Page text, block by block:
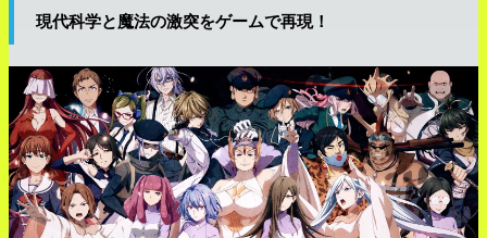
現代科学と魔法の激突をゲームで再現！